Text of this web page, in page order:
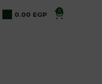
0
0.00 EGP